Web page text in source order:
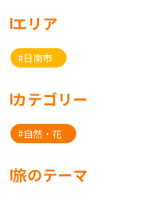
エリア
#日南市
カテゴリー
#自然・花
旅のテーマ